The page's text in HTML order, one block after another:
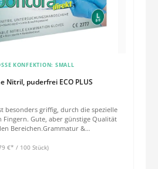
Nitril, puderfrei ECO PLUS
KONFEKTION: SMALL
besonders griffig, durch die spezielle
Fingern. Gute, aber günstige Qualität
Bereichen.Grammatur &
Fingerspitzen: 0,07 mm Eigenschaften:
€* / 100 Stück)